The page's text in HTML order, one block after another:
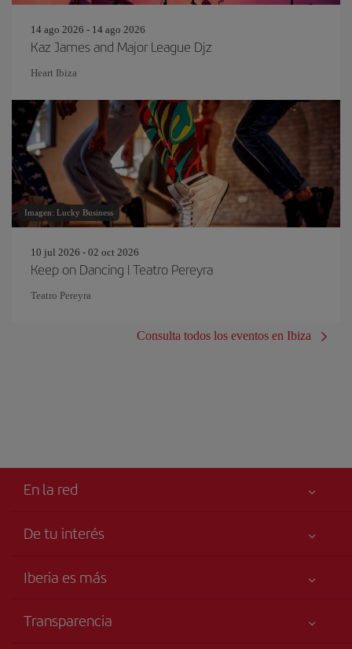
14 ago 2026 - 14 ago 2026
Kaz James and Major League Djz
Heart Ibiza
Imagen: Lucky Business
10 jul 2026 - 02 oct 2026
Keep on Dancing | Teatro Pereyra
Teatro Pereyra
Consulta todos los eventos en Ibiza
En la red
De tu interés
Accesibilidad
Iberia es más
Grupo Iberia
Transparencia